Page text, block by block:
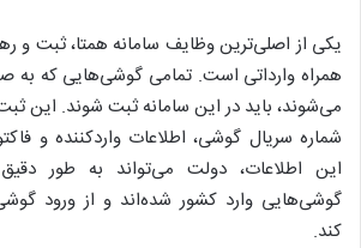
یکی از اصلی‌ترین وظایف سامانه همتا، ثبت و
همراه وارداتی است. تمامی گوشی‌هایی که به
می‌شوند، باید در این سامانه ثبت شوند. این
شماره سریال گوشی، اطلاعات واردکننده و
این اطلاعات، دولت می‌تواند به طور
گوشی‌هایی وارد کشور شده‌اند و از ورود
کند.